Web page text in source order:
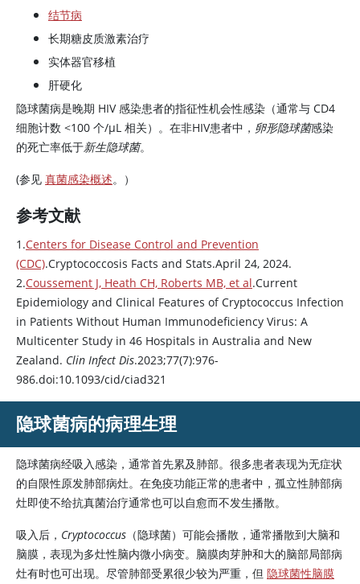
结节病
长期糖皮质激素治疗
实体器官移植
肝硬化
隐球菌病是晚期 HIV 感染患者的指征性机会性感染（通常与 CD4
细胞计数 <100 个/μL 相关）。在非HIV患者中， 卵形隐球菌感染
的死亡率低于新生隐球菌。
(参见 真菌感染概述。）
参考文献
1.Centers for Disease Control and Prevention
(CDC).Cryptococcosis Facts and Stats.April 24, 2024.
2.Coussement J, Heath CH, Roberts MB, et al.Current
Epidemiology and Clinical Features of Cryptococcus Infection
in Patients Without Human Immunodeficiency Virus: A
Multicenter Study in 46 Hospitals in Australia and New
Zealand. Clin Infect Dis.2023;77(7):976-
986.doi:10.1093/cid/ciad321
隐球菌病的病理生理
隐球菌病经吸入感染，通常首先累及肺部。很多患者表现为无症状
的自限性原发肺部病灶。在免疫功能正常的患者中，孤立性肺部病
灶即使不给抗真菌治疗通常也可以自愈而不发生播散。
吸入后， Cryptococcus （隐球菌）可能会播散，通常播散到大脑和
脑膜，表现为多灶性脑内微小病变。脑膜肉芽肿和大的脑部局部病
灶有时也可出现。尽管肺部受累很少较为严重，但 隐球菌性脑膜